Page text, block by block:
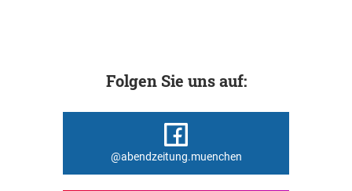
Folgen Sie uns auf:
@abendzeitung.muenchen